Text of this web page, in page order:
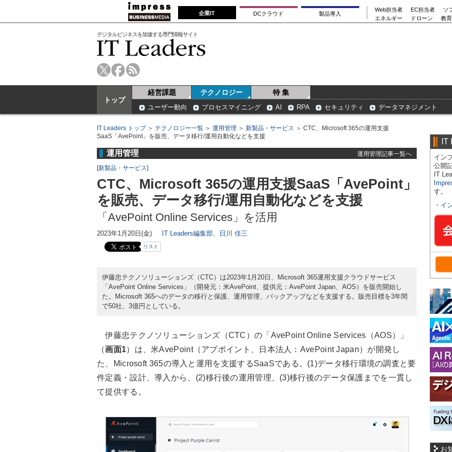
企業IT DCクラウド 製品導入
Web担当者 EC担当者
ソ
エネルギー
ドローン 教
デジタルビジネスを加速する専門情報サイト
トップ
経営課題 テクノロジー 特 集
ユーザー動向 プロセスマイニング AI RPA セキュリティ データマネジメント
IT Leaders トップ＞ テクノロジー一覧 ＞ 運用管理 ＞ 新製品・サービス ＞ CTC、Microsoft 365の運用支援
SaaS「AvePoint」を販売、データ移行/運用自動化などを支援
運用管理
運用管理記事一覧へ
[新製品・サービス]
CTC、Microsoft 365の運用支援SaaS「AvePoint」
を販売、データ移行/運用自動化などを支援
「AvePoint Online Services」を活用
2023年1月20日(金) IT Leaders編集部、日川 佳三
リスト
伊藤忠テクノソリューションズ（CTC）は2023年1月20日、Microsoft 365運用支援クラウドサービス
「AvePoint Online Services」（開発元：米AvePoint、提供元：AvePoint Japan、AOS）を販売開始し
た。Microsoft 365へのデータの移行と保護、運用管理、バックアップなどを支援する。販売目標を3年間
で50社、3億円としている。
伊藤忠テクノソリューションズ（CTC）の「AvePoint Online Services（AOS）」
（画面1）は、米AvePoint（アブポイント、日本法人：AvePoint Japan）が開発し
た、Microsoft 365の導入と運用を支援するSaaSである。(1)データ移行環境の調査と要
件定義・設計、導入から、(2)移行後の運用管理、(3)移行後のデータ保護までを一貫し
て提供する。
IT
イン
公開
IT
す。
・ イ
お